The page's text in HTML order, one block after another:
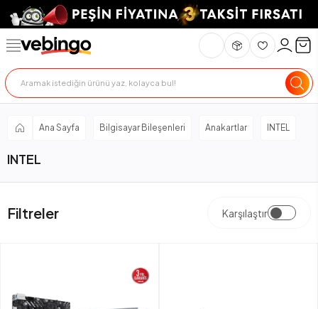
Ana Sayfa Bilgisayar Bileşenleri Anakartlar INTEL
INTEL
Filtreler Karşılaştır